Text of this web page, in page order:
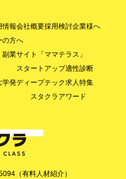
情報会社概要採用検討企業様へ
の方へ
業サイト「ママテラス」
スタートアップ適性診断
学発ディープテック求人特集
スタクラアワード
（有料人材紹介）